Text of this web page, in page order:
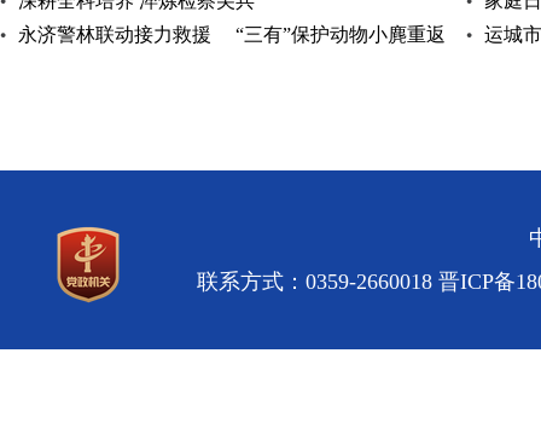
永济警林联动接力救援 “三有”保护动物小麂重返
运城
联系方式：0359-2660018 晋ICP备